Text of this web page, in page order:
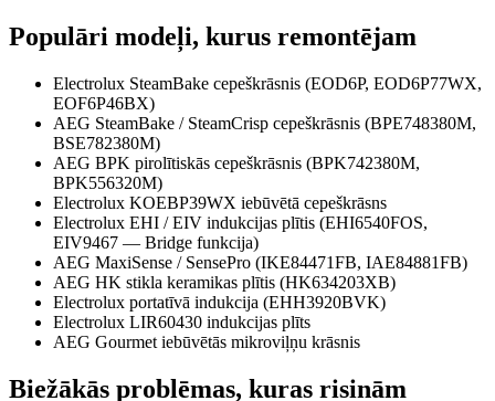
Populāri modeļi, kurus remontējam
Electrolux SteamBake cepeškrāsnis (EOD6P, EOD6P77WX,
EOF6P46BX)
AEG SteamBake / SteamCrisp cepeškrāsnis (BPE748380M,
BSE782380M)
AEG BPK pirolītiskās cepeškrāsnis (BPK742380M,
BPK556320M)
Electrolux KOEBP39WX iebūvētā cepeškrāsns
Electrolux EHI / EIV indukcijas plītis (EHI6540FOS,
EIV9467 — Bridge funkcija)
AEG MaxiSense / SensePro (IKE84471FB, IAE84881FB)
AEG HK stikla keramikas plītis (HK634203XB)
Electrolux portatīvā indukcija (EHH3920BVK)
Electrolux LIR60430 indukcijas plīts
AEG Gourmet iebūvētās mikroviļņu krāsnis
Biežākās problēmas, kuras risinām